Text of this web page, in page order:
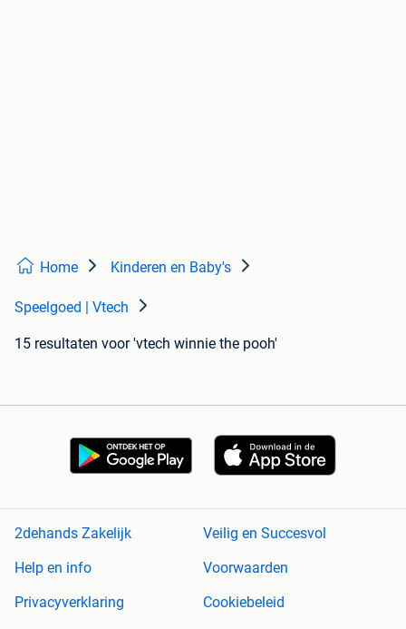
Home Kinderen en Baby's
Speelgoed | Vtech
15 resultaten voor 'vtech winnie the pooh'
2dehands Zakelijk
Veilig en Succesvol
Help en info
Voorwaarden
Privacyverklaring
Cookiebeleid